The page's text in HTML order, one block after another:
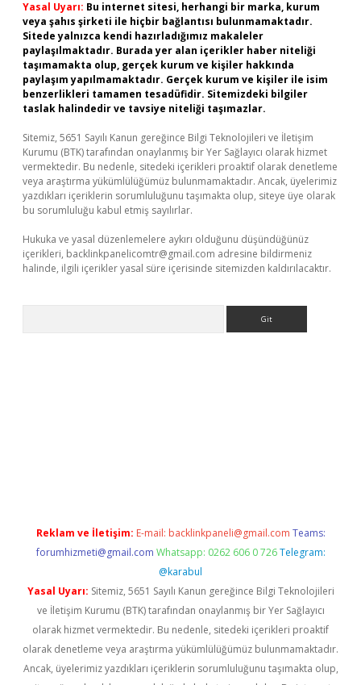
Yasal Uyarı: Bu internet sitesi, herhangi bir marka, kurum
veya şahıs şirketi ile hiçbir bağlantısı bulunmamaktadır.
Sitede yalnızca kendi hazırladığımız makaleler
paylaşılmaktadır. Burada yer alan içerikler haber niteliği
taşımamakta olup, gerçek kurum ve kişiler hakkında
paylaşım yapılmamaktadır. Gerçek kurum ve kişiler ile isim
benzerlikleri tamamen tesadüfidir. Sitemizdeki bilgiler
taslak halindedir ve tavsiye niteliği taşımazlar.
Sitemiz, 5651 Sayılı Kanun gereğince Bilgi Teknolojileri ve İletişim
Kurumu (BTK) tarafından onaylanmış bir Yer Sağlayıcı olarak hizmet
vermektedir. Bu nedenle, sitedeki içerikleri proaktif olarak denetleme
veya araştırma yükümlülüğümüz bulunmamaktadır. Ancak, üyelerimiz
yazdıkları içeriklerin sorumluluğunu taşımakta olup, siteye üye olarak
bu sorumluluğu kabul etmiş sayılırlar.
Hukuka ve yasal düzenlemelere aykırı olduğunu düşündüğünüz
içerikleri, backlinkpanelicomtr@gmail.com adresine bildirmeniz
halinde, ilgili içerikler yasal süre içerisinde sitemizden kaldırılacaktır.
Reklam ve İletişim: E-mail: backlinkpaneli@gmail.com Teams:
forumhizmeti@gmail.com Whatsapp: 0262 606 0 726 Telegram:
@karabul
Yasal Uyarı: Sitemiz, 5651 Sayılı Kanun gereğince Bilgi Teknolojileri
ve İletişim Kurumu (BTK) tarafından onaylanmış bir Yer Sağlayıcı
olarak hizmet vermektedir. Bu nedenle, sitedeki içerikleri proaktif
olarak denetleme veya araştırma yükümlülüğümüz bulunmamaktadır.
Ancak, üyelerimiz yazdıkları içeriklerin sorumluluğunu taşımakta olup,